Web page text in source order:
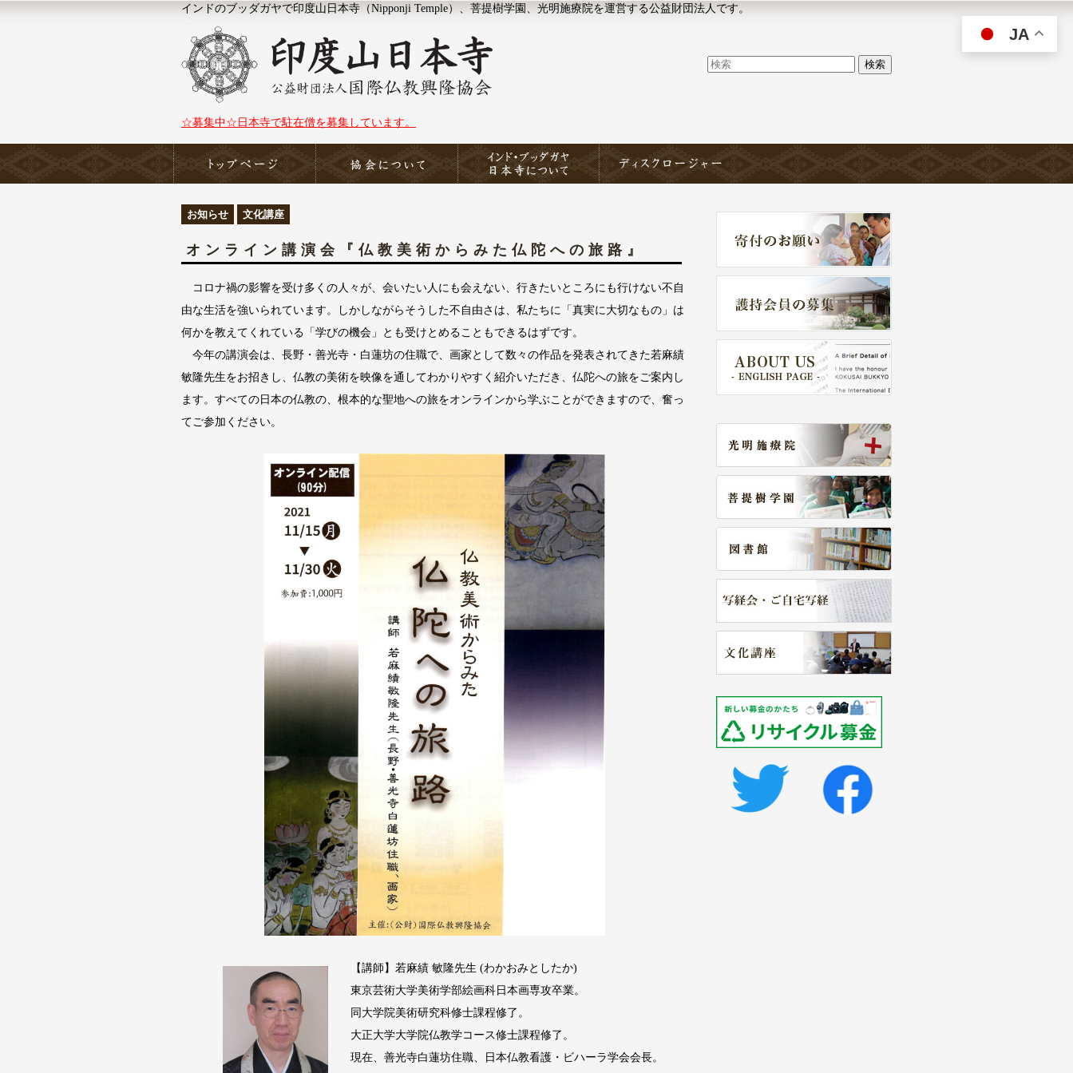
インドのブッダガヤで印度山日本寺（Nipponji Temple）、菩提樹学園、光明施療院を運営する公益財団法人です。
☆募集中☆日本寺で駐在僧を募集しています。
お知らせ 文化講座
オンライン講演会『仏教美術からみた仏陀への旅路』
コロナ禍の影響を受け多くの人々が、会いたい人にも会えない、行きたいところにも行けない不自
由な生活を強いられています。しかしながらそうした不自由さは、私たちに「真実に大切なもの」は
何かを教えてくれている「学びの機会」とも受けとめることもできるはずです。
今年の講演会は、長野・善光寺・白蓮坊の住職で、画家として数々の作品を発表されてきた若麻績
敏隆先生をお招きし、仏教の美術を映像を通してわかりやすく紹介いただき、仏陀への旅をご案内し
ます。すべての日本の仏教の、根本的な聖地への旅をオンラインから学ぶことができますので、奮っ
てご参加ください。
【講師】若麻績 敏隆先生 (わかおみとしたか)
東京芸術大学美術学部絵画科日本画専攻卒業。
同大学院美術研究科修士課程修了。
大正大学大学院仏教学コース修士課程修了。
現在、善光寺白蓮坊住職、日本仏教看護・ビハーラ学会会長。
JA